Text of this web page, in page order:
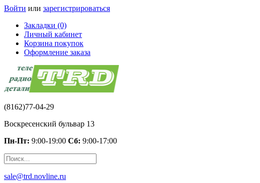
Войти или зарегистрироваться
Закладки (0)
Личный кабинет
Корзина покупок
Оформление заказа
(8162)77-04-29
Воскресенский бульвар 13
Пн-Пт: 9:00-19:00 Сб: 9:00-17:00
sale@trd.novline.ru